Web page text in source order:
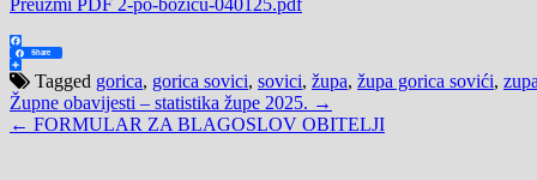
Facebook
Share
ShareTagged gorica, gorica sovici, sovici, župa, župa gorica sovići,
Navigacija
objava
Župne obavijesti – statistika župe 2025. →
← FORMULAR ZA BLAGOSLOV OBITELJI